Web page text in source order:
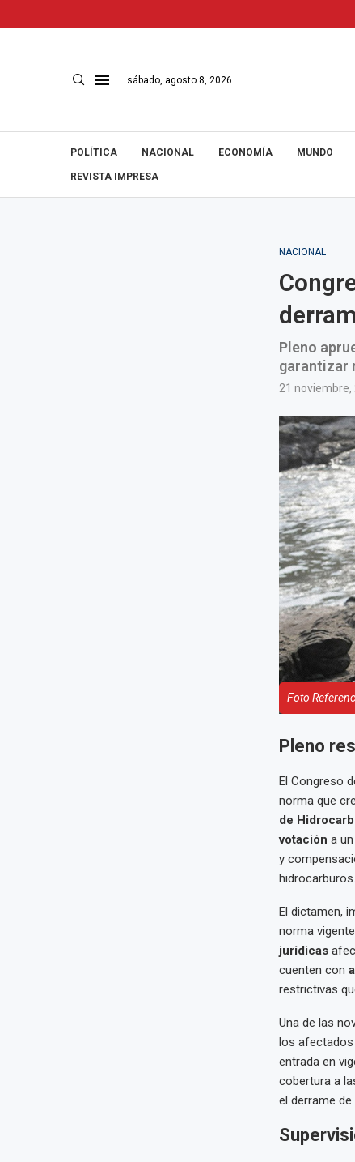
sábado, agosto 8, 2026
POLÍTICA NACIONAL ECONOMÍA MUNDO
REVISTA IMPRESA
NACIONAL
Pleno
garantizar
21 noviembre,
Foto
Pleno
El Congreso
norma que
de
votación a
y
hidrocarburos.
El dictamen,
norma
jurídicas
cuenten con
restrictivas
Una de las
los afectados
entrada en
cobertura a
el derrame